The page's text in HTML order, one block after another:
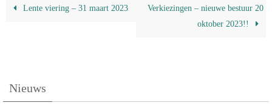
Lente viering – 31 maart 2023
Verkiezingen – nieuwe bestuur 20
oktober 2023!!
Nieuws